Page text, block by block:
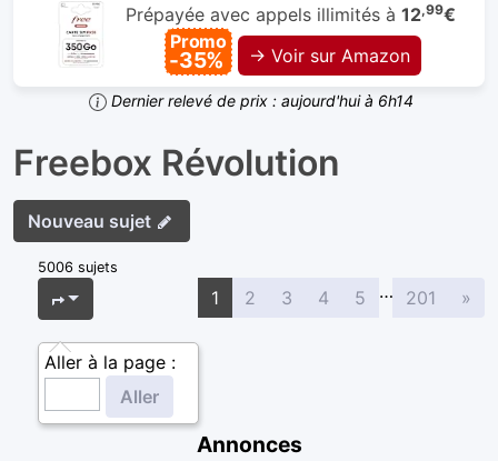
Prépayée avec appels illimités à 12,99€
Promo
-35% → Voir sur Amazon
Dernier relevé de prix : aujourd'hui à 6h14
Freebox Révolution
Nouveau sujet
5006 sujets
Page
Aller à la page :
1 2 3 4 5 … 201 »
Annonces